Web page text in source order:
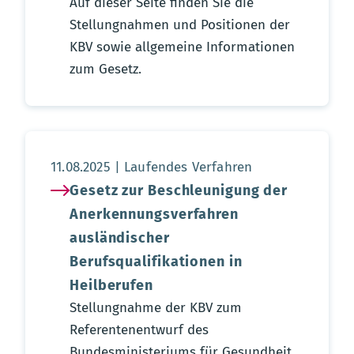
Stellungnahmen und Positionen der
KBV sowie allgemeine Informationen
zum Gesetz.
Aktualisierungsdatum:
11.08.2025 Laufendes Verfahren
Gesetz zur Beschleunigung der
Anerkennungsverfahren
ausländischer
Berufsqualifikationen in
Heilberufen
Stellungnahme der KBV zum
Referentenentwurf des